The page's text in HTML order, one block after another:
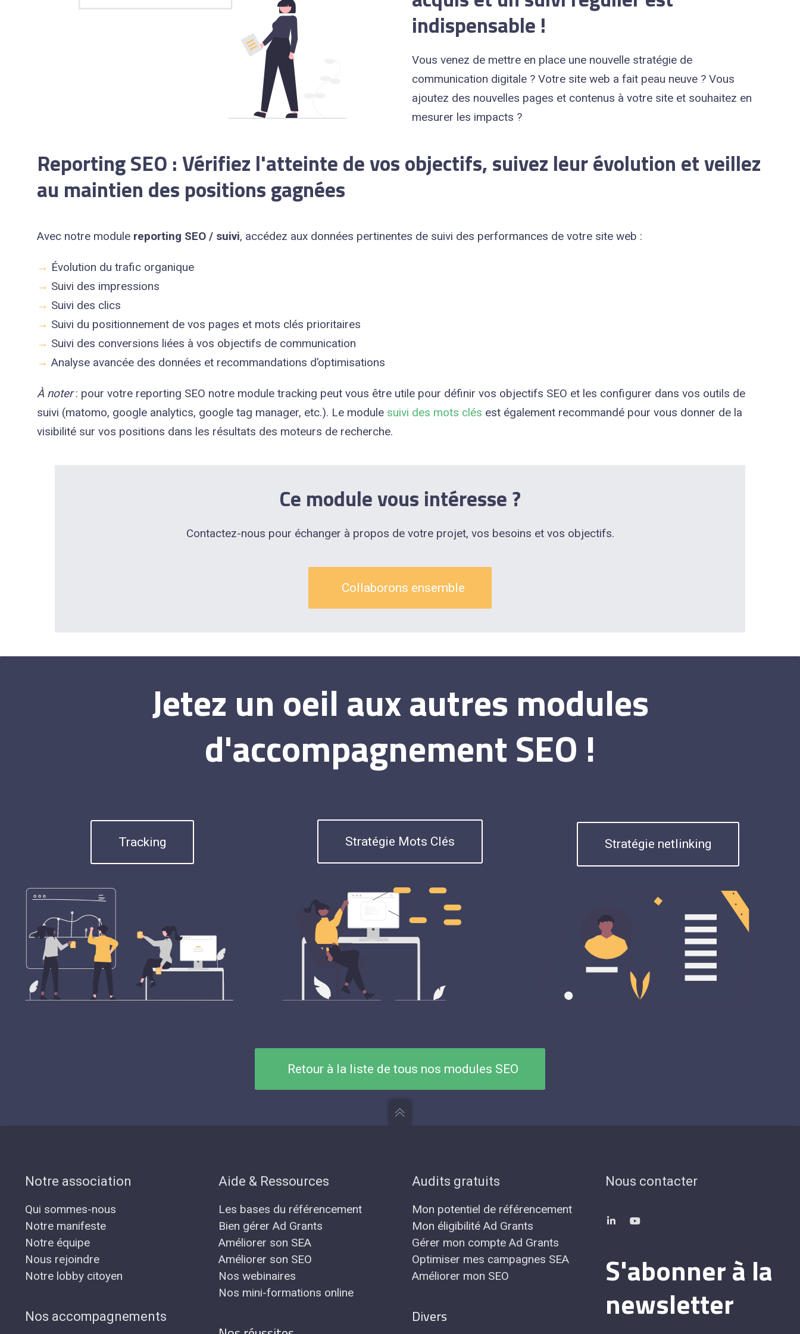
indispensable !
Vous venez de mettre en place une nouvelle stratégie de
communication digitale ? Votre site web a fait peau neuve ? Vous
ajoutez des nouvelles pages et contenus à votre site et souhaitez en
mesurer les impacts ?
Reporting SEO : Vérifiez l'atteinte de vos objectifs, suivez leur évolution et veillez
au maintien des positions gagnées
Avec notre module reporting SEO / suivi, accédez aux données pertinentes de suivi des performances de votre site web :
→ Évolution du trafic organique
→ Suivi des impressions
→ Suivi des clics
→ Suivi du positionnement de vos pages et mots clés prioritaires
→ Suivi des conversions liées à vos objectifs de communication
→ Analyse avancée des données et recommandations d’optimisations
À noter: pour votre reporting SEO notre module tracking peut vous être utile pour définir vos objectifs SEO et les configurer dans vos outils de
suivi (matomo, google analytics, google tag manager, etc.). Le module suivi des mots clés est également recommandé pour vous donner de la
visibilité sur vos positions dans les résultats des moteurs de recherche.
Ce module vous intéresse ?
Contactez-nous pour échanger à propos de votre projet, vos besoins et vos objectifs.
Collaborons ensemble
Jetez un oeil aux autres modules
d'accompagnement SEO !
Tracking Stratégie Mots Clés Stratégie netlinking
Retour à la liste de tous nos modules SEO
Notre association
Qui sommes-nous
Notre manifeste
Notre équipe
Nous rejoindre
Notre lobby citoyen
Nos accompagnements
Aide & Ressources
Les bases du référencement
Bien gérer Ad Grants
Améliorer son SEA
Améliorer son SEO
Nos webinaires
Nos mini-formations online
Audits gratuits
Mon potentiel de référencement
Mon éligibilité Ad Grants
Gérer mon compte Ad Grants
Optimiser mes campagnes SEA
Améliorer mon SEO
Divers
Nous contacter
S'abonner à la
newsletter